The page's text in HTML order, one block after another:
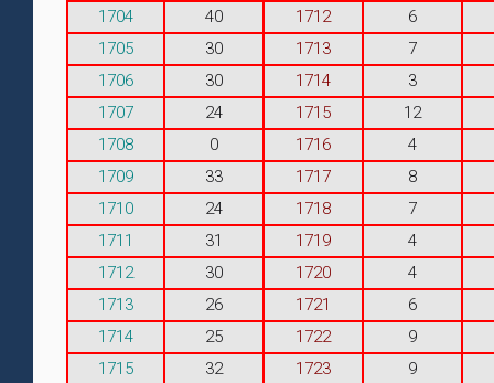
1704
40 1712
6
1705
30 1713
7
1706
30 1714
3
1707
24 1715
12
1708
0 1716
4
1709
33 1717
8
1710
24 1718
7
1711
31 1719
4
1712
30 1720
4
1713
26 1721
6
1714
25 1722
9
1715
32 1723
9